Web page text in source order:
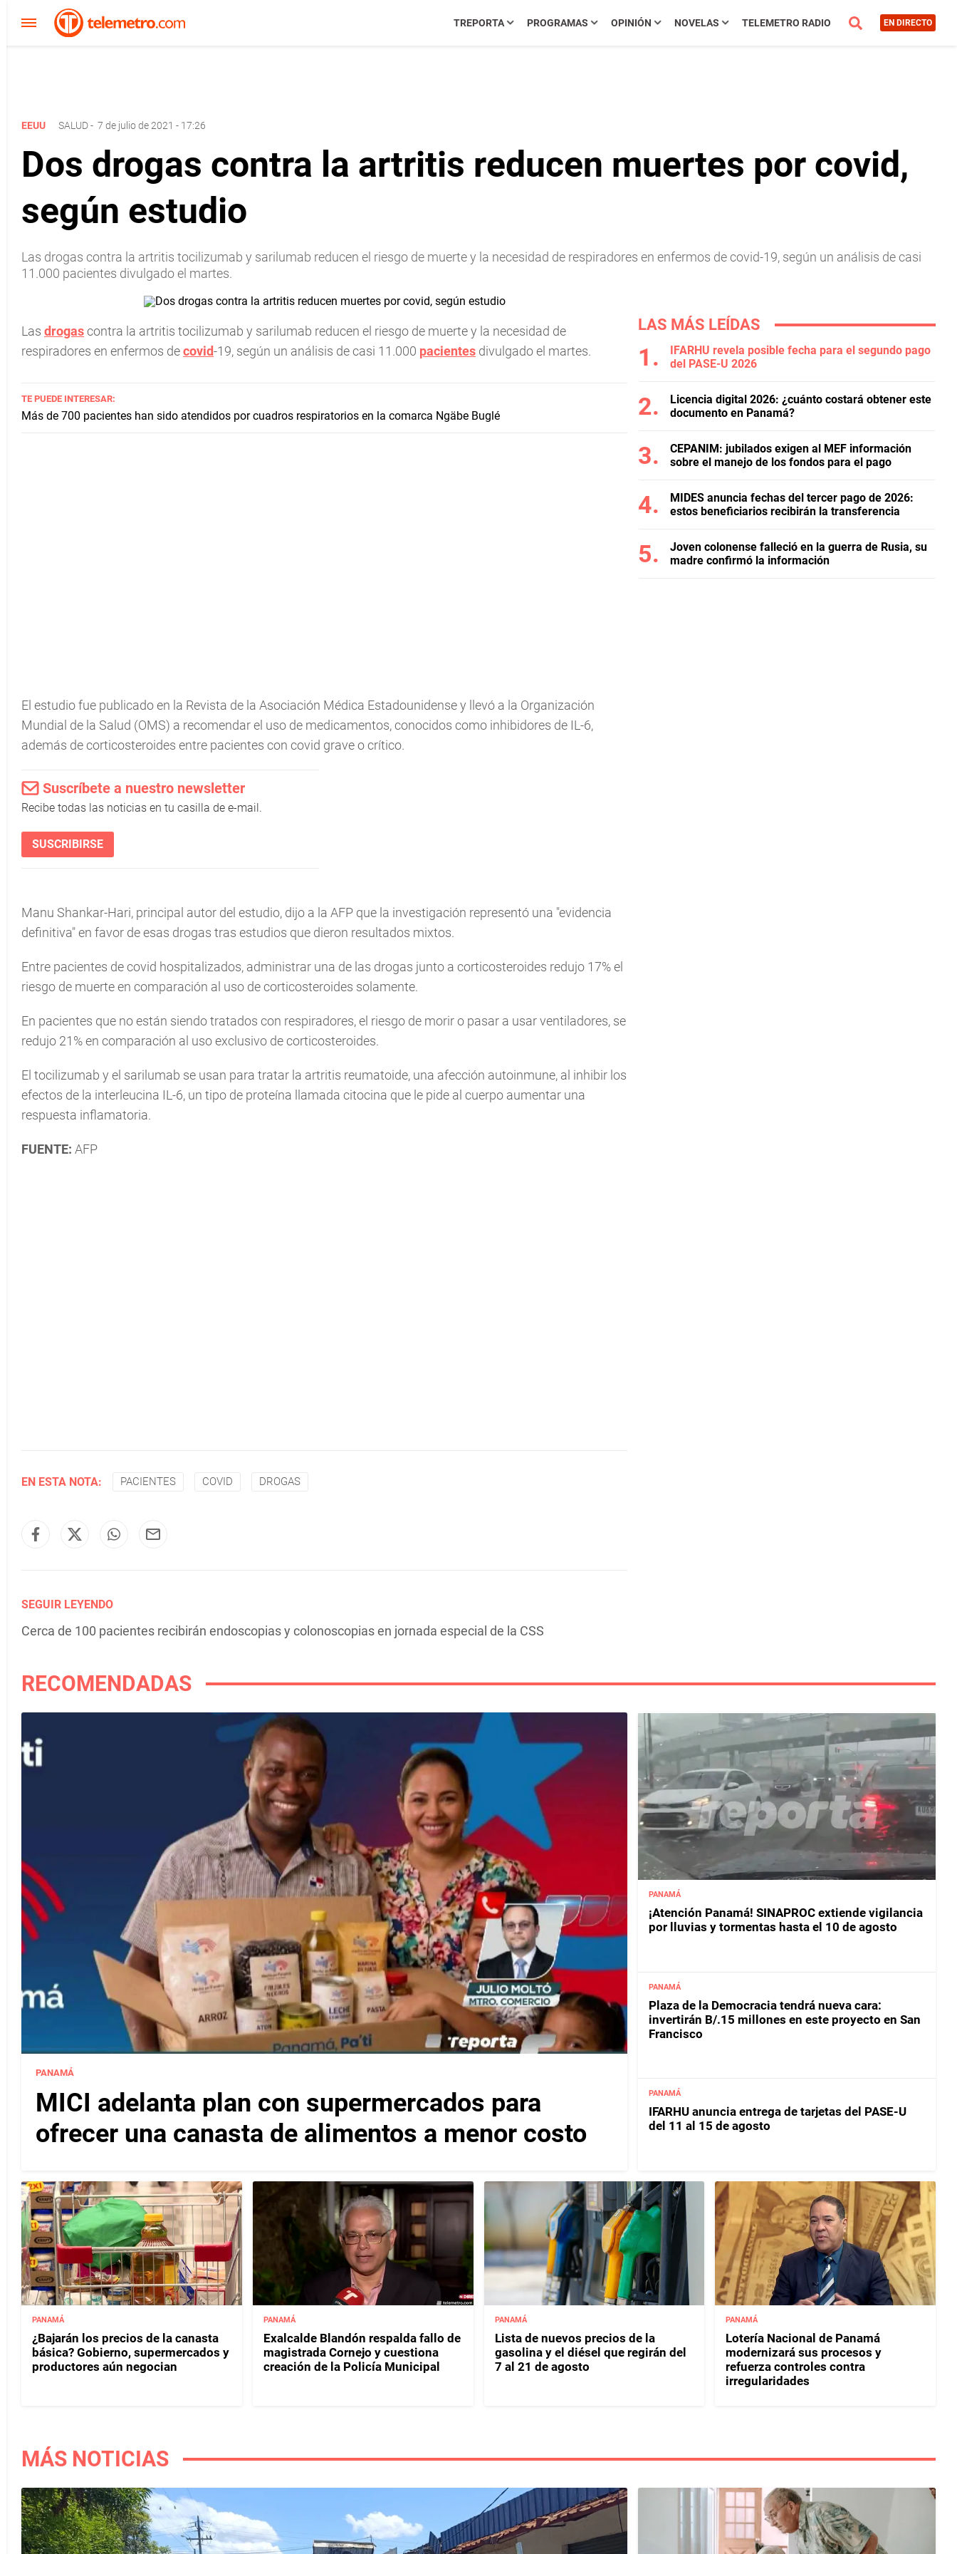
TREPORTA PROGRAMAS OPINIÓN NOVELAS TELEMETRO RADIO EN DIRECTO
EEUU SALUD- 7 de julio de 2021 - 17:26
Dos drogas contra la artritis reducen muertes por covid,
según estudio
Las drogas contra la artritis tocilizumab y sarilumab reducen el riesgo de muerte y la necesidad de respiradores en enfermos de covid-19, según un análisis de casi
11.000 pacientes divulgado el martes.
Las drogascontra la artritis tocilizumab y sarilumab reducen el riesgo de muerte y la necesidad de
respiradores en enfermos decovid-19, según un análisis de casi 11.000 pacientes divulgado el martes.
TE PUEDE INTERESAR:
Más de 700 pacientes han sido atendidos por cuadros respiratorios en la comarca Ngäbe Buglé
El estudio fue publicado en la Revista de la Asociación Médica Estadounidense y llevó a la Organización
Mundial de la Salud (OMS) a recomendar el uso de medicamentos, conocidos como inhibidores de IL-6,
además de corticosteroides entre pacientes con covid grave o crítico.
Suscríbete a nuestro newsletter
Recibe todas las noticias en tu casilla de e-mail.
SUSCRIBIRSE
Manu Shankar-Hari, principal autor del estudio, dijo a la AFP que la investigación representó una "evidencia
definitiva" en favor de esas drogas tras estudios que dieron resultados mixtos.
Entre pacientes de covid hospitalizados, administrar una de las drogas junto a corticosteroides redujo 17% el
riesgo de muerte en comparación al uso de corticosteroides solamente.
En pacientes que no están siendo tratados con respiradores, el riesgo de morir o pasar a usar ventiladores, se
redujo 21% en comparación al uso exclusivo de corticosteroides.
El tocilizumab y el sarilumab se usan para tratar la artritis reumatoide, una afección autoinmune, al inhibir los
efectos de la interleucina IL-6, un tipo de proteína llamada citocina que le pide al cuerpo aumentar una
respuesta inflamatoria.
FUENTE: AFP
EN ESTA NOTA: PACIENTES COVID DROGAS
SEGUIR LEYENDO
Cerca de 100 pacientes recibirán endoscopias y colonoscopias en jornada especial de la CSS
LAS MÁS LEÍDAS
IFARHU revela posible fecha para el segundo pago
del PASE-U 2026
Licencia digital 2026: ¿cuánto costará obtener este
documento en Panamá?
CEPANIM: jubilados exigen al MEF información
sobre el manejo de los fondos para el pago
MIDES anuncia fechas del tercer pago de 2026:
estos beneficiarios recibirán la transferencia
Joven colonense falleció en la guerra de Rusia, su
madre confirmó la información
RECOMENDADAS
PANAMÁ
MICI adelanta plan con supermercados para
ofrecer una canasta de alimentos a menor costo
PANAMÁ
¡Atención Panamá! SINAPROC extiende vigilancia
por lluvias y tormentas hasta el 10 de agosto
PANAMÁ
Plaza de la Democracia tendrá nueva cara:
invertirán B/.15 millones en este proyecto en San
Francisco
PANAMÁ
IFARHU anuncia entrega de tarjetas del PASE-U
del 11 al 15 de agosto
PANAMÁ
¿Bajarán los precios de la canasta
básica? Gobierno, supermercados y
productores aún negocian
PANAMÁ
Exalcalde Blandón respalda fallo de
magistrada Cornejo y cuestiona
creación de la Policía Municipal
PANAMÁ
Lista de nuevos precios de la
gasolina y el diésel que regirán del
7 al 21 de agosto
PANAMÁ
Lotería Nacional de Panamá
modernizará sus procesos y
refuerza controles contra
irregularidades
MÁS NOTICIAS